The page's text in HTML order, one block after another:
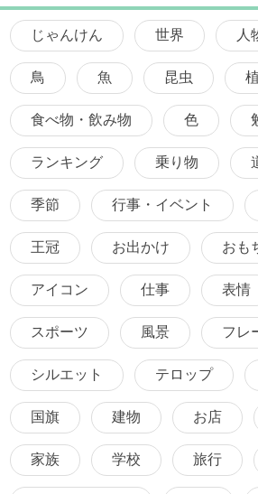
じゃんけん 世界 人
鳥 魚 昆虫
食べ物・飲み物 色
ランキング 乗り物
季節 行事・イベント
王冠 お出かけ おも
アイコン 仕事 表情
スポーツ 風景 フレ
シルエット テロップ
国旗 建物 お店
家族 学校 旅行